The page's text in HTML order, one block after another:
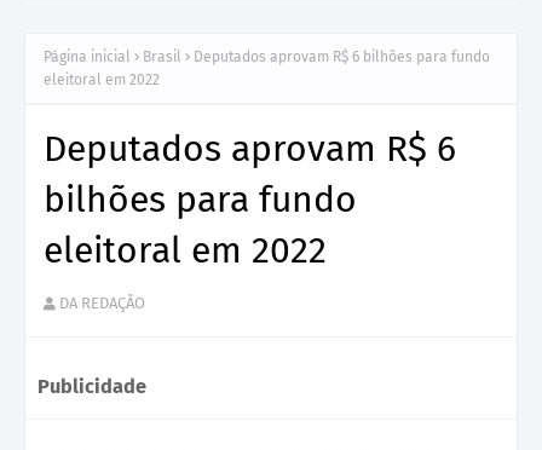
milhões
Página inicial Brasil
Deputados aprovam R$ 6 bilhões para fundo
eleitoral em 2022
Deputados aprovam R$ 6
bilhões para fundo
eleitoral em 2022
DA REDAÇÃO
Publicidade